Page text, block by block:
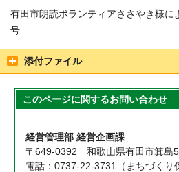
有田市朗読ボランティアささやき様
号
添付ファイル
このページに関するお問い合わせ
経営管理部 経営企画課
〒649-0392 和歌山県有田市箕島
電話：0737-22-3731（まちづくり